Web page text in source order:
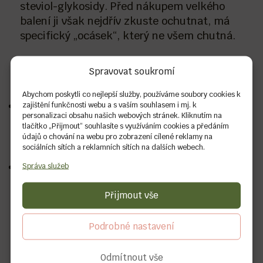
Spravovat soukromí
Abychom poskytli co nejlepší služby, používáme soubory cookies k
zajištění funkčnosti webu a s vaším souhlasem i mj. k
personalizaci obsahu našich webových stránek. Kliknutím na
tlačítko „Přijmout“ souhlasíte s využíváním cookies a předáním
údajů o chování na webu pro zobrazení cílené reklamy na
sociálních sítích a reklamních sítích na dalších webech.
Správa služeb
Přijmout vše
Odmítnout vše
Podrobné nastavení
steviol-glykosidy. Před nákupem velkého
balení ji však nejdřív zkuste ochutnat, má
specifický „ocásek“, který ne všem chutná.
Čím nesladit?
Třtinový cukr– pořád se jedná o klasický
cukr, jen jinak zpracovaný. Takže je z hlediska
hubnutí úplně jedno, zda použijete tmavý
nebo světlý.
Med– mnoho lidí nahrazuje cukr medem,
protože si myslí, že je pro redukci tuků
vhodnější. Bohužel není, obzvlášť pokud projde
tepelnou úpravou, mizí i jeho zdravotní
benefity. Med samozřejmě nějaké vitamíny
obsahuje, ale pokud se snažíte hubnout
a cukr omezit, není to nejlepší volba.